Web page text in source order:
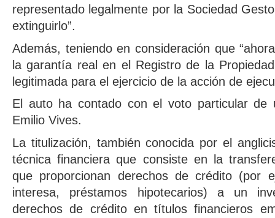
representado legalmente por la Sociedad
extinguirlo”.
Además, teniendo en consideración que
la garantía real en el Registro de la
legitimada para el ejercicio de la acción de
El auto ha contado con el voto particular de
Emilio Vives.
La titulización, también conocida por el
técnica financiera que consiste en la
que proporcionan derechos de crédito (por
interesa, préstamos hipotecarios) a un
derechos de crédito en títulos financieros